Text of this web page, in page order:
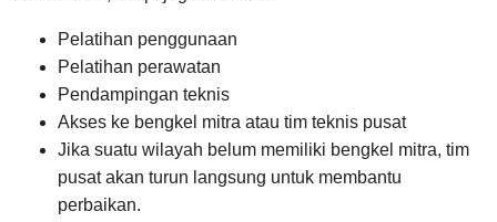
Pelatihan penggunaan
Pelatihan perawatan
Pendampingan teknis
Akses ke bengkel mitra atau tim teknis pusat
Jika suatu wilayah belum memiliki bengkel mitra, tim
pusat akan turun langsung untuk membantu
perbaikan.